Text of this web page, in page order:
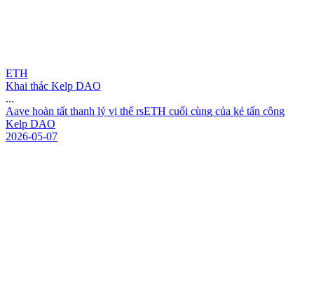
ETH
Khai thác Kelp DAO
...
Aave hoàn tất thanh lý vị thế rsETH cuối cùng của kẻ tấn công
Kelp DAO
2026-05-07